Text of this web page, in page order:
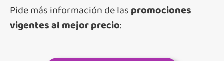
Pide más información de laspromociones
vigentes al mejor precio: